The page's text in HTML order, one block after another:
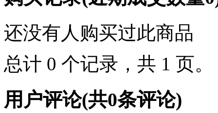
还没有人购买过此商品
总计 0 个记录，共 1 页。
用户评论(共0条评论)